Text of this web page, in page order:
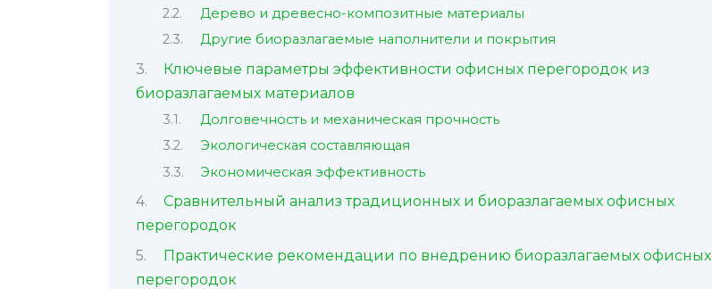
Дерево и древесно-композитные материалы
Другие биоразлагаемые наполнители и покрытия
Ключевые параметры эффективности офисных перегородок из
биоразлагаемых материалов
Долговечность и механическая прочность
Экологическая составляющая
Экономическая эффективность
Сравнительный анализ традиционных и биоразлагаемых офисных
перегородок
Практические рекомендации по внедрению биоразлагаемых офисных
перегородок